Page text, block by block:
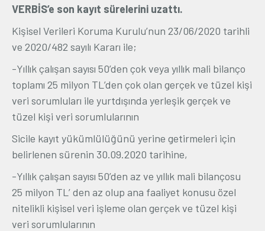
VERBİS’e son kayıt sürelerini uzattı.
Kişisel Verileri Koruma Kurulu’nun 23/06/2020 tarihli
ve 2020/482 sayılı Kararı ile;
-Yıllık çalışan sayısı 50’den çok veya yıllık mali bilanço
toplamı 25 milyon TL’den çok olan gerçek ve tüzel kişi
veri sorumluları ile yurtdışında yerleşik gerçek ve
tüzel kişi veri sorumlularının
Sicile kayıt yükümlülüğünü yerine getirmeleri için
belirlenen sürenin 30.09.2020 tarihine,
-Yıllık çalışan sayısı 50’den az ve yıllık mali bilançosu
25 milyon TL’ den az olup ana faaliyet konusu özel
nitelikli kişisel veri işleme olan gerçek ve tüzel kişi
veri sorumlularının